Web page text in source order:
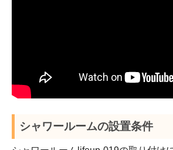
シャワールームの設置条件